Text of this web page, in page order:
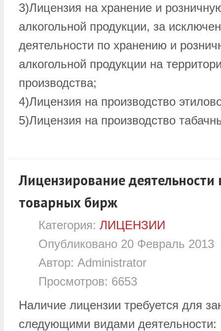
3)Лицензия на хранение и
алкогольной продукции, за
деятельности по хранению и
алкогольной продукции на
производства;
4)Лицензия на производство
5)Лицензия на производство
Лицензирование деятельности
товарных бирж
Категория: ЛИЦЕНЗИИ
Опубликовано 20 Февраль 2013
Автор: Administrator
Просмотров: 6653
Наличие лицензии требуется для
следующими видами деятельности: